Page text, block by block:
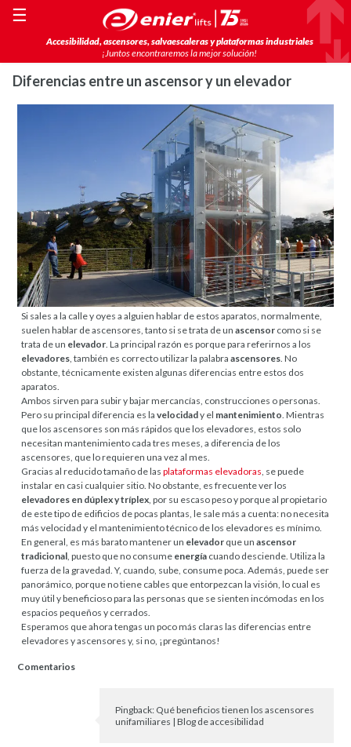
Accesibilidad, ascensores, salvaescaleras y plataformas industriales
¡Juntos encontraremos la mejor solución!
☰
Diferencias entre un ascensor y un elevador
Si sales a la calle y oyes a alguien hablar de estos aparatos, normalmente,
suelen hablar de ascensores, tanto si se trata de unascensor como si se
trata de un elevador. La principal razón es porque para referirnos a los
elevadores, también es correcto utilizar la palabraascensores. No
obstante, técnicamente existen algunas diferencias entre estos dos
aparatos.
Ambos sirven para subir y bajar mercancías, construcciones o personas.
Pero su principal diferencia es lavelocidady el mantenimiento. Mientras
que los ascensores son más rápidos que los elevadores, estos solo
necesitan mantenimiento cada tres meses, a diferencia de los
ascensores, que lo requieren una vez al mes.
Gracias al reducido tamaño de lasplataformas elevadoras, se puede
instalar en casi cualquier sitio. No obstante, es frecuente ver los
elevadores en dúplex y tríplex, por su escaso peso y porque al propietario
de este tipo de edificios de pocas plantas, le sale más a cuenta: no necesita
más velocidad y el mantenimiento técnico de los elevadores es mínimo.
En general, es más barato mantener un elevador que unascensor
tradicional, puesto que no consume energía cuando desciende. Utiliza la
fuerza de la gravedad. Y, cuando, sube, consume poca. Además, puede ser
panorámico, porque no tiene cables que entorpezcan la visión, lo cual es
muy útil y beneficioso para las personas que se sienten incómodas en los
espacios pequeños y cerrados.
Esperamos que ahora tengas un poco más claras las diferencias entre
elevadores y ascensores y, si no, ¡pregúntanos!
Comentarios
Pingback: Qué beneficios tienen los ascensores
unifamiliares | Blog de accesibilidad